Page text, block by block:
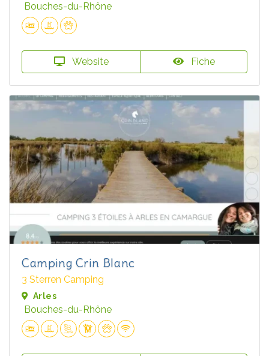
Bouches-du-Rhône
Website Fiche
Camping Crin Blanc
3 Sterren Camping
Arles
Bouches-du-Rhône